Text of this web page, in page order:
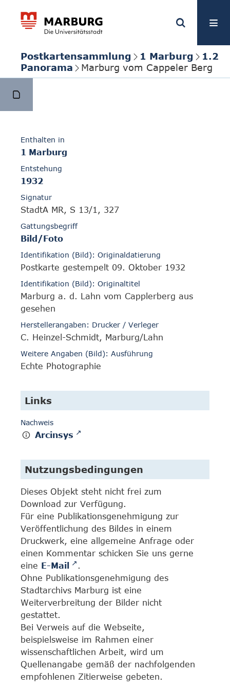
Postkartensammlung 1 Marburg
1.2
Panorama
Marburg vom Cappeler Berg
Enthalten in
1 Marburg
Entstehung
1932
Signatur
StadtA MR, S 13/1, 327
Gattungsbegriff
Bild/Foto
Identifikation (Bild): Originaldatierung
Postkarte gestempelt 09. Oktober 1932
Identifikation (Bild): Originaltitel
Marburg a. d. Lahn vom Capplerberg aus
gesehen
Herstellerangaben: Drucker / Verleger
C. Heinzel-Schmidt, Marburg/Lahn
Weitere Angaben (Bild): Ausführung
Echte Photographie
Links
Nachweis
Arcinsys
Nutzungsbedingungen
Dieses Objekt steht nicht frei zum
Download zur Verfügung.
Für eine Publikationsgenehmigung zur
Veröffentlichung des Bildes in einem
Druckwerk, eine allgemeine Anfrage oder
einen Kommentar schicken Sie uns gerne
eine E-Mail
.
Ohne Publikationsgenehmigung des
Stadtarchivs Marburg ist eine
Weiterverbreitung der Bilder nicht
gestattet.
Bei Verweis auf die Webseite,
beispielsweise im Rahmen einer
wissenschaftlichen Arbeit, wird um
Quellenangabe gemäß der nachfolgenden
empfohlenen Zitierweise gebeten.